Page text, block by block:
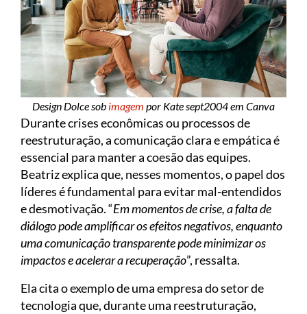
Design Dolce sob imagem por Kate sept2004 em Canva
Durante crises econômicas ou processos de
reestruturação, a comunicação clara e empática é
essencial para manter a coesão das equipes.
Beatriz explica que, nesses momentos, o papel dos
líderes é fundamental para evitar mal-entendidos
e desmotivação. “Em momentos de crise, a falta de
diálogo pode amplificar os efeitos negativos, enquanto
uma comunicação transparente pode minimizar os
impactos e acelerar a recuperação”, ressalta.
Ela cita o exemplo de uma empresa do setor de
tecnologia que, durante uma reestruturação,